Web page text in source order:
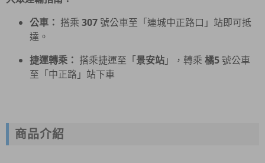
公車： 搭乘 307號公車至「連城中正路口」站即可抵
達。
捷運轉乘： 搭乘捷運至「景安站」，轉乘 橘5號公車
至「中正路」站下車
商品介紹